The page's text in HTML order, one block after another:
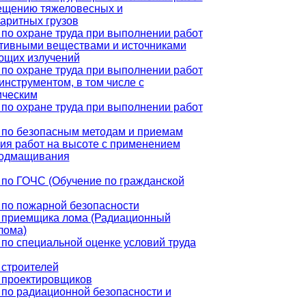
тяжеловесных и
грузов
охране труда при выполнении работ
веществами и источниками
излучений
охране труда при выполнении работ
в том числе с
охране труда при выполнении работ
безопасным методам и приемам
работ на высоте с применением
ГОЧС (Обучение по гражданской
пожарной безопасности
лома (Радиационный
специальной оценке условий труда
радиационной безопасности и